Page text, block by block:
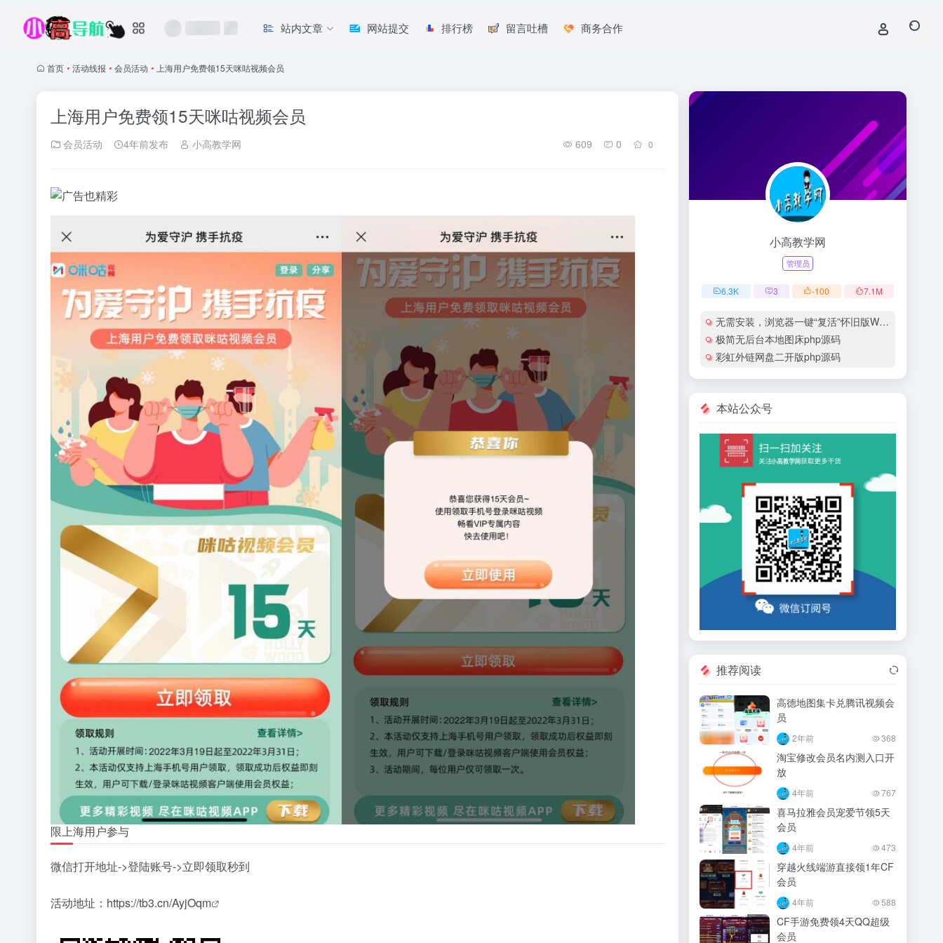
站内文章 网站提交 排行榜 留言吐槽 商务合作
首页 • 活动线报 • 会员活动 • 上海用户免费领15天咪咕视频会员
上海用户免费领15天咪咕视频会员
会员活动 4年前发布 小高教学网 609 0 0
限上海用户参与
微信打开地址->登陆账号->立即领取秒到
活动地址： https://tb3.cn/AyjOqm
小高教学网
管理员
6.3K 3 -100 7.1M
无需安装，浏览器一键“复活”怀旧版Windows
极简无后台本地图床php源码
彩虹外链网盘二开版php源码
本站公众号
推荐阅读
高德地图集卡兑腾讯视频会
员
2年前 368
淘宝修改会员名内测入口开
放
4年前 767
喜马拉雅会员宠爱节领5天
会员
4年前 473
穿越火线端游直接领1年CF
会员
4年前 588
CF手游免费领4天QQ超级
会员